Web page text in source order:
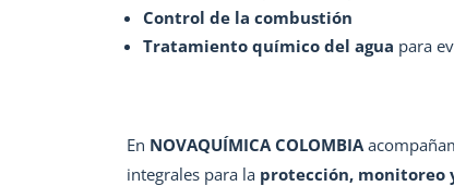
Control de la combustión
Tratamiento químico del agua para
En NOVAQUÍMICA COLOMBIA
integrales para la protección, monitoreo